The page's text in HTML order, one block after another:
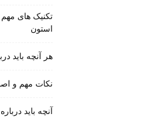
تکنیک های مهم
استون
هر آنچه باید
نکات مهم و
آنچه باید